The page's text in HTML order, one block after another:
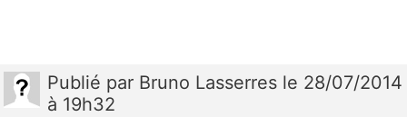
Publié par Bruno Lasserres le 28/07/2014
à 19h32